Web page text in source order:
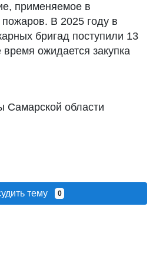
применяемое в
В 2025 году в
бригад поступили 13
ожидается закупка
области
тему 0